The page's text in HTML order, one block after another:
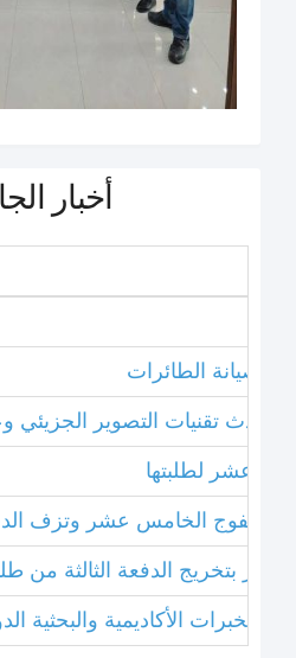
أخبار
صيانة الطائرات
أحدث تقنيات التصوير الجزيئي
عشر لطلبتها
الفوج الخامس عشر وتزف
بتخريج الدفعة الثالثة من